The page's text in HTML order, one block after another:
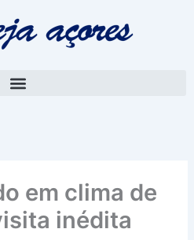
em clima de
inédita